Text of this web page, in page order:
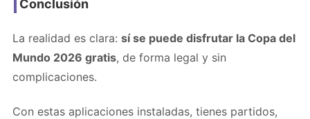
Conclusión
La realidad es clara: sí se puede disfrutar la Copa del
Mundo 2026 gratis, de forma legal y sin
complicaciones.
Con estas aplicaciones instaladas, tienes partidos,